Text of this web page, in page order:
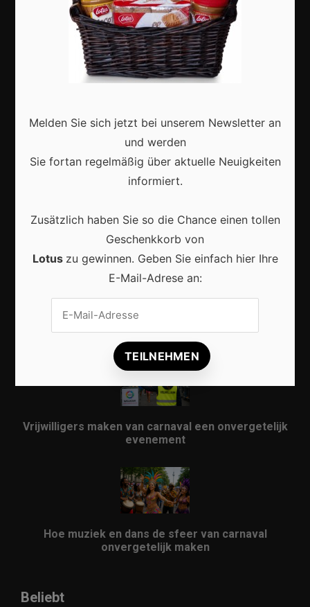
bunten Festmeile
Karneval in Deutschland: Traditionen, Kostüme und
moderne Feierkultur
Karneval in Berlin erleben: Kreativität, Kultur und
Gemeinschaft auf einzigartige Weise entdecken
Vrijwilligers maken van carnaval een onvergetelijk
evenement
Hoe muziek en dans de sfeer van carnaval
onvergetelijk maken
Beliebt
Melden Sie sich jetzt bei unserem Newsletter an
und werden
Sie fortan regelmäßig über aktuelle Neuigkeiten
informiert.
Zusätzlich haben Sie so die Chance einen tollen
Geschenkkorb von
Lotus zu gewinnen. Geben Sie einfach hier Ihre
E-Mail-Adrese an: